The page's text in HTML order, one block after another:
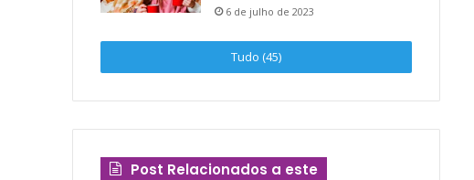
6 de julho de 2023
Tudo (45)
Post Relacionados a este